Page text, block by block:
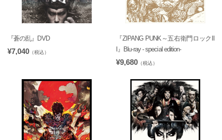
『蒼の乱』DVD
¥7,040 （税込）
『ZIPANG PUNK～五右衛門ロックII
I』Blu-ray - special edition-
¥9,680 （税込）